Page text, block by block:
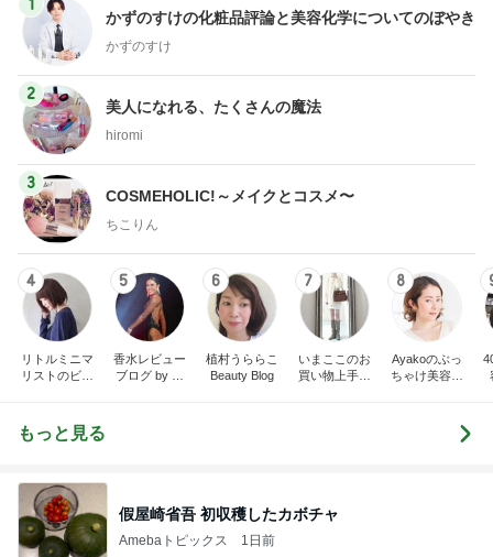
1
かずのすけの化粧品評論と美容化学についてのぼやき
かずのすけ
2
美人になれる、たくさんの魔法
hiromi
3
COSMEHOLIC!～メイクとコスメ〜
ちこりん
4
リトルミニマ
リストのビュ
alist's beauty c
olum
5
香水レビュー
ブログ by 箸
6
植村うららこ
Beauty Blog
7
いまここのお
買い物上手に
8
Ayakoのぶっ
ちゃけ美容会
もっと見る
假屋崎省吾 初収穫したカボチャ
Amebaトピックス 1日前